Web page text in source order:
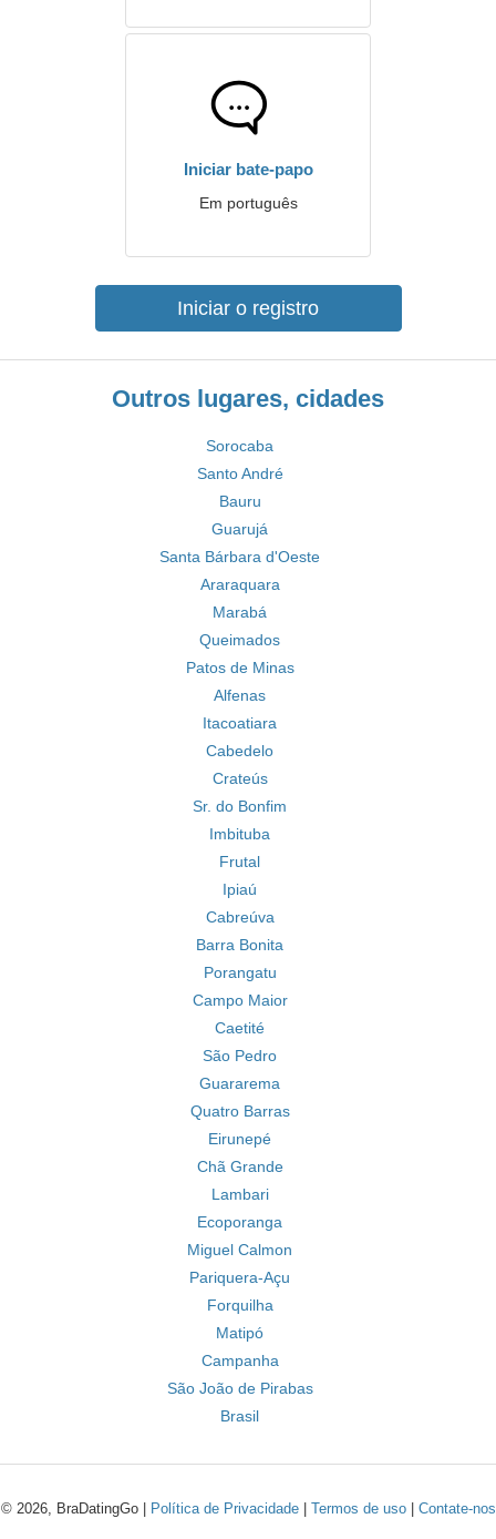
Iniciar bate-papo
Em português
Iniciar o registro
Outros lugares, cidades
Sorocaba
Santo André
Bauru
Guarujá
Santa Bárbara d'Oeste
Araraquara
Marabá
Queimados
Patos de Minas
Alfenas
Itacoatiara
Cabedelo
Crateús
Sr. do Bonfim
Imbituba
Frutal
Ipiaú
Cabreúva
Barra Bonita
Porangatu
Campo Maior
Caetité
São Pedro
Guararema
Quatro Barras
Eirunepé
Chã Grande
Lambari
Ecoporanga
Miguel Calmon
Pariquera-Açu
Forquilha
Matipó
Campanha
São João de Pirabas
Brasil
© 2026, BraDatingGo | Política de Privacidade| Termos de uso| Contate-nos